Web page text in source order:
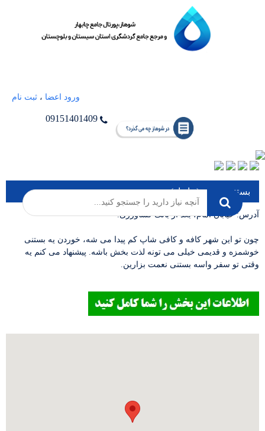
ثبت نام ، ورود اعضا
بستنی نعمت (چابهار)
آدرس: خیابان امام، بعد از بانک کشاورزی.
چون تو این شهر کافه و کافی شاپ کم پیدا می شه، خوردن یه بستنی
خوشمزه و قدیمی خیلی می تونه لذت بخش باشه. پیشنهاد می کنم یه
وقتی تو سفر واسه بستنی نعمت بزارین.